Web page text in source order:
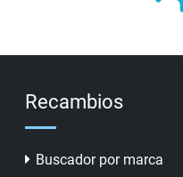
Recambios
Buscador por marca